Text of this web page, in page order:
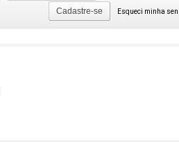
Esqueci minha
Cadastre-se